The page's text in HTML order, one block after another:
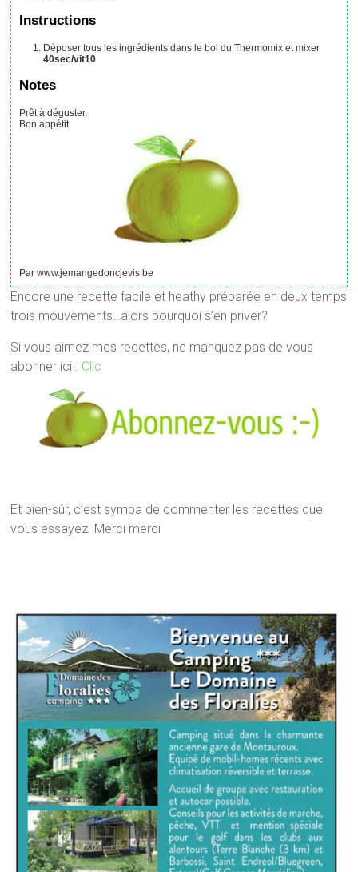
Instructions
Déposer tous les ingrédients dans le bol du Thermomix et mixer
40sec/vit10
Notes
Prêt à déguster.
Bon appétit
Par www.jemangedoncjevis.be
Encore une recette facile et heathy préparée en deux temps
trois mouvements…alors pourquoi s’en priver?
Si vous aimez mes recettes, ne manquez pas de vous
abonner ici . Clic
Et bien-sûr, c’est sympa de commenter les recettes que
vous essayez. Merci merci